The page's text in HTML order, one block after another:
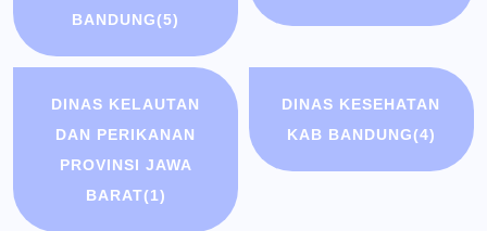
BANDUNG(5)
DINAS KELAUTAN
DAN PERIKANAN
PROVINSI JAWA
BARAT(1)
DINAS KESEHATAN
KAB BANDUNG(4)